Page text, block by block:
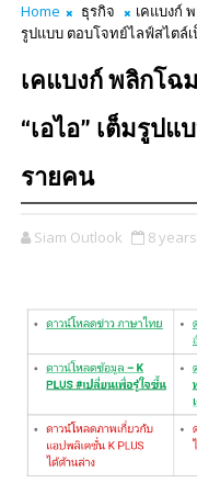
Home ธุรกิจ
เคแบงก์
รูปแบบ ตอบโจทย์ไลฟ์สไตล์
เคแบงก์ พลิกโฉ
“เอไอ” เต็มรูป
รายคน
Siam Outlook 8